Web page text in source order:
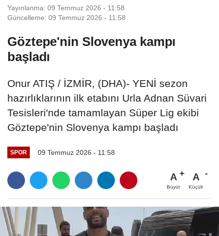
Yayınlanma: 09 Temmuz 2026 - 11:58
Güncelleme: 09 Temmuz 2026 - 11:58
Göztepe'nin Slovenya kampı
başladı
Onur ATIŞ / İZMİR, (DHA)- YENİ sezon
hazırlıklarının ilk etabını Urla Adnan Süvari
Tesisleri'nde tamamlayan Süper Lig ekibi
Göztepe'nin Slovenya kampı başladı
SPOR 09 Temmuz 2026 - 11:58
A
Büyüt
A
Küçült